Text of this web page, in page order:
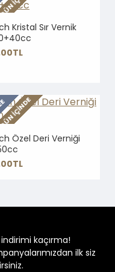
Kristal Sır Vernik
IÇINDE
Özel Deri Verniği
kaçırma!
ilk siz